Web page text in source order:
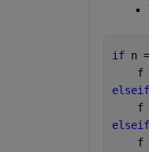
if n
f
elseif
f
elseif
f